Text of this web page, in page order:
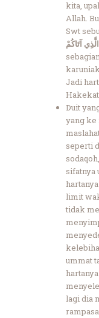
kita,
Allah.
Swt
آتَاكُمْ
Jadi
Duit
yang ke
seperti
sifatnya
limit
tidak
ummat
lagi dia